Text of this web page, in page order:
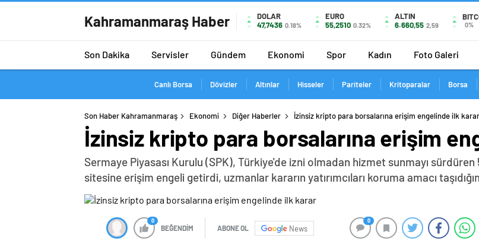
Kahramanmaraş Haber
DOLAR
47,7436 0.18%
EURO
55,2510 0.32%
ALTIN
6.660,55 2,59 0%
Son Dakika Servisler Gündem Ekonomi Spor Kadın Foto Galeri
Canlı Borsa Dövizler Altınlar Hisseler Pariteler Kritoparalar Borsa
Son Haber Kahramanmaraş Ekonomi Diğer Haberler İzinsiz kripto para borsalarına erişim engelinde ilk karar
İzinsiz kripto para borsalarına erişim
Sermaye Piyasası Kurulu (SPK), Türkiye'de izni olmadan hizmet sunmayı
sitesine erişim engeli getirdi, uzmanlar kararın yatırımcıları koruma amacı
0
BEĞENDİM ABONE OL News
0